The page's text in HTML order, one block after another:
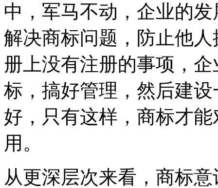
中，军马不动，企业的
解决商标问题，防止他
册上没有注册的事项，
标，搞好管理，然后建
好，只有这样，商标才
用。
从更深层次来看，商标